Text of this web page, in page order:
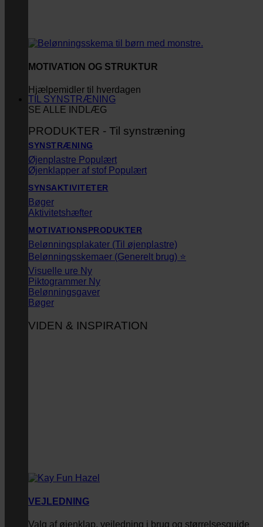
MOTIVATION OG STRUKTUR
Hjælpemidler til hverdagen
SE ALLE INDLÆG
TIL SYNSTRÆNING
PRODUKTER - Til synstræning
SYNSTRÆNING
Øjenplastre
Øjenklapper af stof
SYNSAKTIVITETER
Bøger
Aktivitetshæfter
MOTIVATIONSPRODUKTER
Belønningsplakater (Til øjenplastre)
Belønningsskemaer (Generelt brug) ⭐
Visuelle ure
Piktogrammer
Belønningsgaver
Bøger
VIDEN & INSPIRATION
VEJLEDNING
Valg af øjenklap, vejledning i brug og størrelsesguide